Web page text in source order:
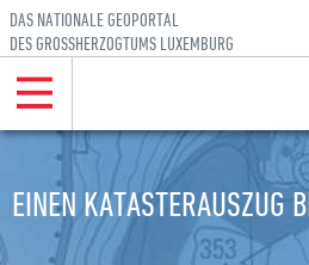
Zur Hauptnavigation gehen
Zum Inhalt gehen
DAS NATIONALE GEOPORTAL
DES GROSSHERZOGTUMS LUXEMBURG
Menu
EINEN KATASTERAUSZUG